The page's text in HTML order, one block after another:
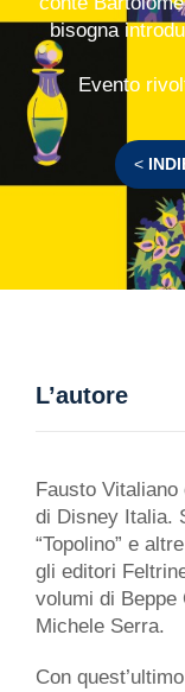
bisogna
Evento
<
L’autore
Fausto
di Disney Italia.
“Topolino” e
gli editori
volumi di Beppe
Michele Serra.
Con